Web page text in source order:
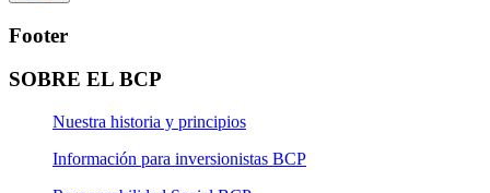
Solicitud de Rescate Programado
Footer
SOBRE EL BCP
Nuestra historia y principios
Información para inversionistas BCP